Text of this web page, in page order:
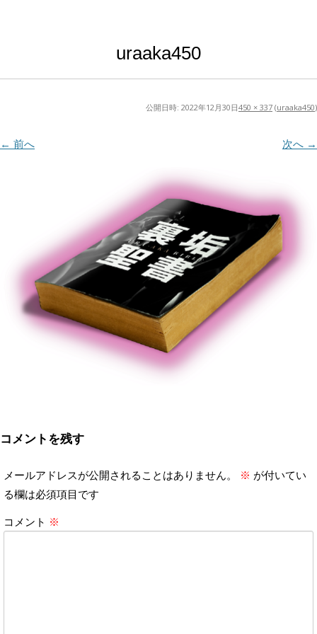
uraaka450
公開日時: 2022年12月30日450 × 337 (uraaka450)
← 前へ 次へ →
コメントを残す
メールアドレスが公開されることはありません。 ※ が付いてい
る欄は必須項目です
コメント ※